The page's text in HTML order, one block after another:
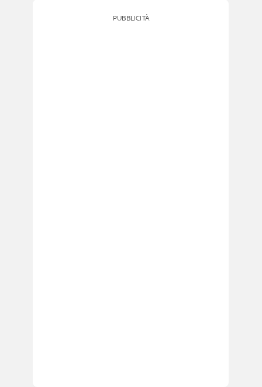
PUBBLICITÀ